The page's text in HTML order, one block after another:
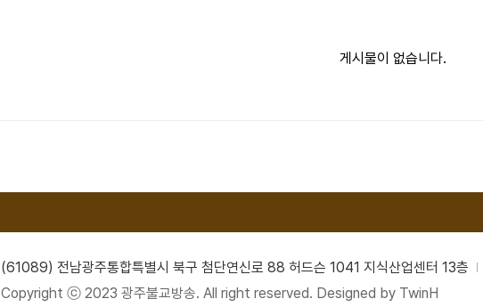
게시물이 없습니다.
(61089) 전남광주통합특별시 북구 첨단연신로 88 허드슨 1041 지식산업센터 13층
Copyright ⓒ 2023 광주불교방송. All right reserved. Designed by TwinH